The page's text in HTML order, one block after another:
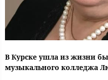
В Курске ушла из жизни
музыкального колледжа